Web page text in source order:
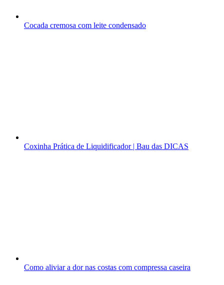
Cocada cremosa com leite condensado
Coxinha Prática de Liquidificador | Bau das DICAS
Como aliviar a dor nas costas com compressa caseira